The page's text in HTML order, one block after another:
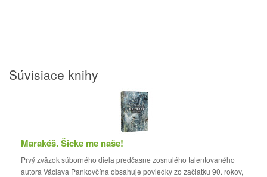
Súvisiace knihy
Marakéš. Šicke me naše!
Prvý zväzok súborného diela predčasne zosnulého talentovaného
autora Václava Pankovčína obsahuje poviedky zo začiatku 90. rokov,